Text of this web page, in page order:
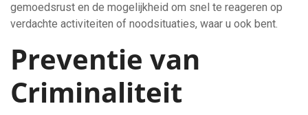
gemoedsrust en de mogelijkheid om snel te reageren op
verdachte activiteiten of noodsituaties, waar u ook bent.
Preventie van
Criminaliteit